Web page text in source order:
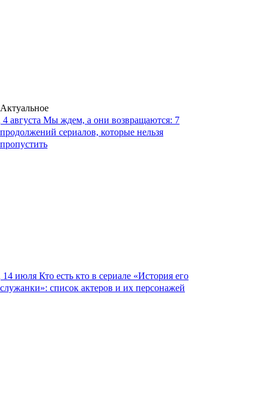
Актуальное
4 августа Мы ждем, а они возвращаются: 7
продолжений сериалов, которые нельзя
пропустить
14 июля Кто есть кто в сериале «История его
служанки»: список актеров и их персонажей